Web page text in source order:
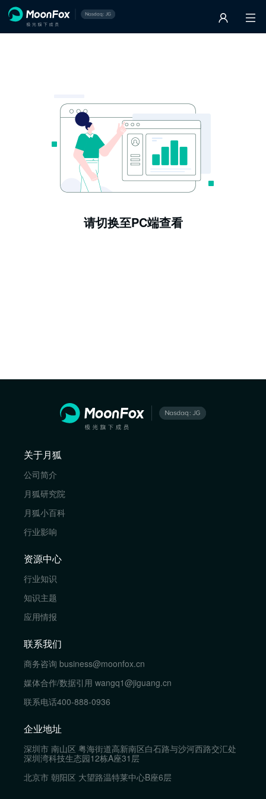
请切换至PC端查看
关于月狐
公司简介
月狐研究院
月狐小百科
行业影响
资源中心
行业知识
知识主题
应用情报
联系我们
商务咨询 business@moonfox.cn
媒体合作/数据引用 wangq1@jiguang.cn
联系电话400-888-0936
企业地址
深圳市 南山区 粤海街道高新南区白石路与沙河西路交汇处
深圳湾科技生态园12栋A座31层
北京市 朝阳区 大望路温特莱中心B座6层